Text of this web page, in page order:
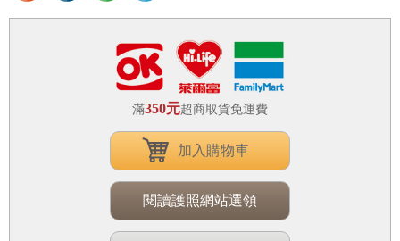
滿350元超商取貨免運費
加入購物車
閱讀護照網站選領